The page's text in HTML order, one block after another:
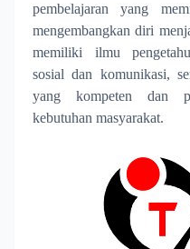
pembelajaran yang
mengembangkan diri
memiliki ilmu
sosial dan komunikasi,
yang kompeten dan
kebutuhan masyarakat.